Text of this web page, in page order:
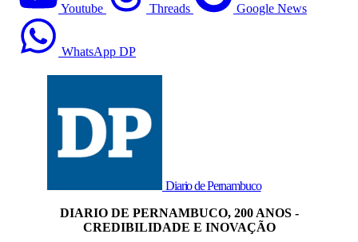
Youtube Threads Google News
WhatsApp DP
Diario de Pernambuco
DIARIO DE PERNAMBUCO, 200 ANOS -
CREDIBILIDADE E INOVAÇÃO